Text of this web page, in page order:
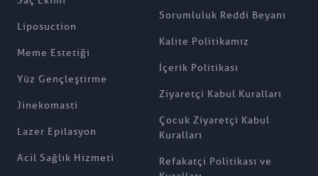
Liposuction
Meme Estetiği
Yüz Gençleştirme
Jinekomasti
Lazer Epilasyon
Acil Sağlık Hizmeti
Sorumluluk Reddi Beyanı
Kalite Politikamız
İçerik Politikası
Ziyaretçi Kabul Kuralları
Çocuk Ziyaretçi Kabul
Kuralları
Refakatçi Politikası ve